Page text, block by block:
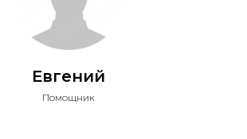
Евгений
Помощник